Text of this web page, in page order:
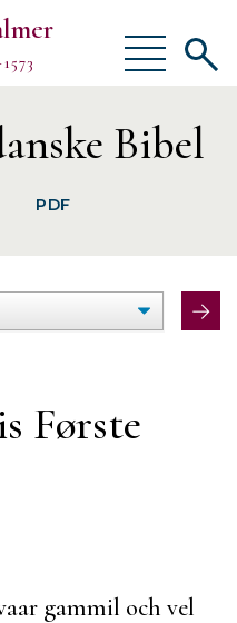
Vis/skjul
menu
Om
TEKSTER
MELODIER
Vis/
Bibel
PDF
Første
gammil och vel